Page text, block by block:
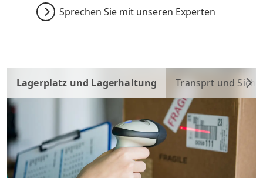
Sprechen Sie mit unseren Experten
Lagerplatz und Lagerhaltung Transprt und